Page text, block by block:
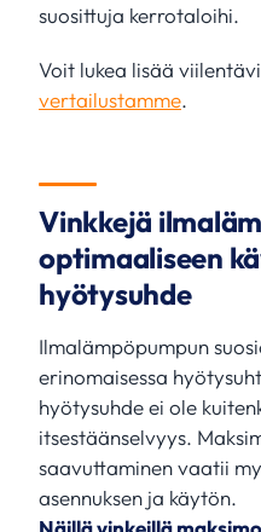
suosittuja kerrotaloihi.
Voit lukea lisää
vertailustamme.
Vinkkejä
optimaaliseen
hyötysuhde
Ilmalämpöpumpun
erinomaisessa
hyötysuhde ei ole
itsestäänselvyys.
saavuttaminen vaatii
asennuksen ja käytön.